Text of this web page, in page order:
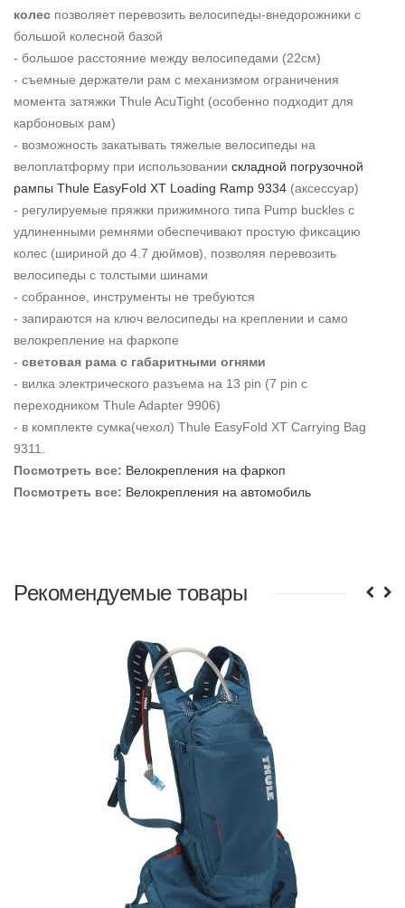
колес позволяет перевозить велосипеды-внедорожники с
большой колесной базой
- большое расстояние между велосипедами (22см)
- съемные держатели рам с механизмом ограничения
момента затяжки Thule AcuTight (особенно подходит для
карбоновых рам)
- возможность закатывать тяжелые велосипеды на
велоплатформу при использовании складной погрузочной
рампы Thule EasyFold XT Loading Ramp 9334 (аксессуар)
- регулируемые пряжки прижимного типа Pump buckles с
удлиненными ремнями обеспечивают простую фиксацию
колес (шириной до 4.7 дюймов), позволяя перевозить
велосипеды с толстыми шинами
- собранное, инструменты не требуются
- запираются на ключ велосипеды на креплении и само
велокрепление на фаркопе
- световая рама с габаритными огнями
- вилка электрического разъема на 13 pin (7 pin с
переходником Thule Adapter 9906)
- в комплекте сумка(чехол) Thule EasyFold XT Carrying Bag
9311.
Посмотреть все: Велокрепления на фаркоп
Посмотреть все: Велокрепления на автомобиль
Рекомендуемые товары